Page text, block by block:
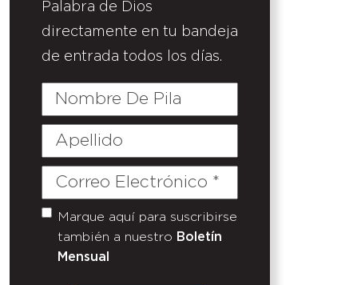
Palabra de Dios
directamente en tu bandeja
de entrada todos los días.
Nombre
Pila
Apellido
Correo
Untitled
Marque aquí para suscribirse
también a nuestro Boletín
Mensual